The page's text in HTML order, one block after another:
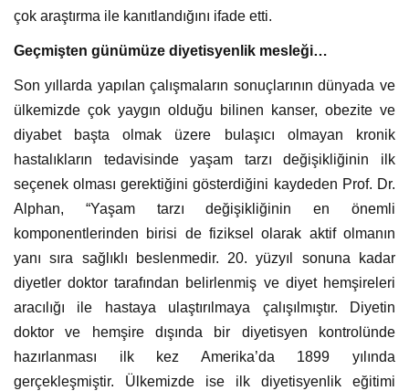
çok araştırma ile kanıtlandığını ifade etti.
Geçmişten günümüze diyetisyenlik mesleği…
Son yıllarda yapılan çalışmaların sonuçlarının dünyada ve
ülkemizde çok yaygın olduğu bilinen kanser, obezite ve
diyabet başta olmak üzere bulaşıcı olmayan kronik
hastalıkların tedavisinde yaşam tarzı değişikliğinin ilk
seçenek olması gerektiğini gösterdiğini kaydeden Prof. Dr.
Alphan, “Yaşam tarzı değişikliğinin en önemli
komponentlerinden birisi de fiziksel olarak aktif olmanın
yanı sıra sağlıklı beslenmedir. 20. yüzyıl sonuna kadar
diyetler doktor tarafından belirlenmiş ve diyet hemşireleri
aracılığı ile hastaya ulaştırılmaya çalışılmıştır. Diyetin
doktor ve hemşire dışında bir diyetisyen kontrolünde
hazırlanması ilk kez Amerika’da 1899 yılında
gerçekleşmiştir. Ülkemizde ise ilk diyetisyenlik eğitimi